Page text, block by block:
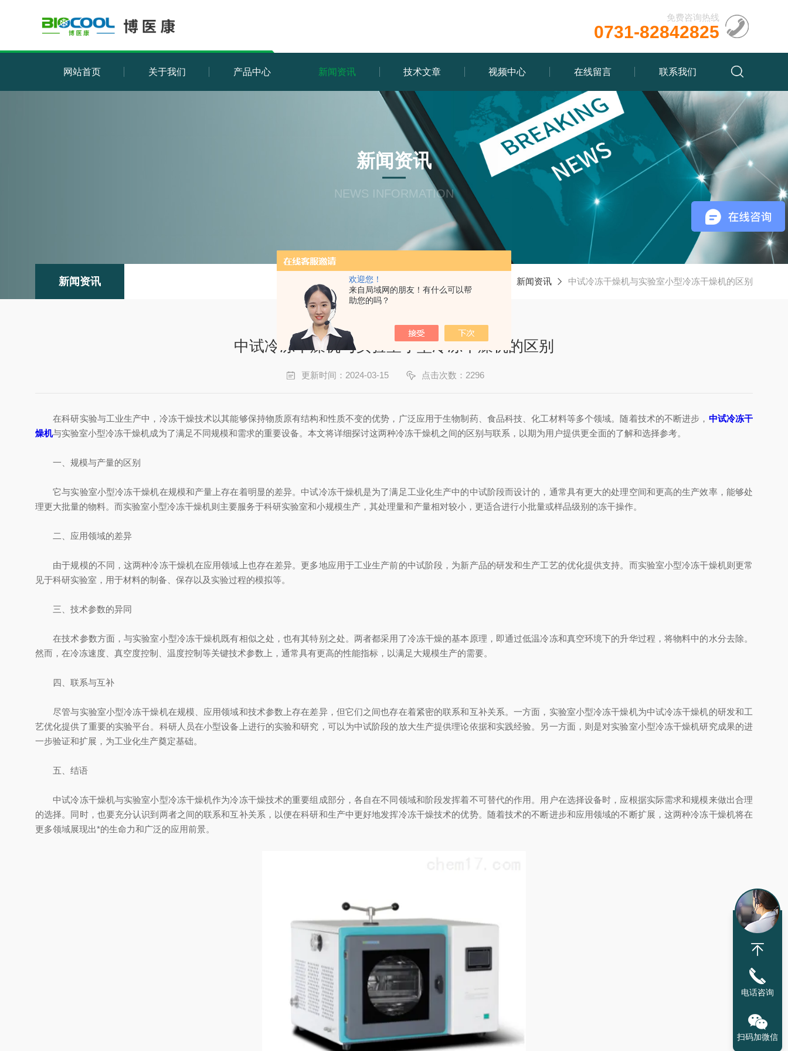
欢迎您！
来自局域网的朋友！有什么可以帮
助您的吗？
免费咨询热线
0731-82842825
网站首页 关于我们 产品中心 新闻资讯 技术文章 视频中心 在线留言 联系我们
新闻资讯
NEWS INFORMATION
新闻资讯 新闻资讯 中试冷冻干燥机与实验室小型冷冻干燥机的区别
中试冷冻干燥机与实验室小型冷冻干燥机的区别
更新时间：2024-03-15 点击次数：2296
在科研实验与工业生产中，冷冻干燥技术以其能够保持物质原有结构和性质不变的优势，广泛应用于生物制药、食品科技、化工材料等多个领域。随着技术的不断进步， 中试冷冻干
燥机与实验室小型冷冻干燥机成为了满足不同规模和需求的重要设备。本文将详细探讨这两种冷冻干燥机之间的区别与联系，以期为用户提供更全面的了解和选择参考。
一、规模与产量的区别
它与实验室小型冷冻干燥机在规模和产量上存在着明显的差异。中试冷冻干燥机是为了满足工业化生产中的中试阶段而设计的，通常具有更大的处理空间和更高的生产效率，能够处
理更大批量的物料。而实验室小型冷冻干燥机则主要服务于科研实验室和小规模生产，其处理量和产量相对较小，更适合进行小批量或样品级别的冻干操作。
二、应用领域的差异
由于规模的不同，这两种冷冻干燥机在应用领域上也存在差异。更多地应用于工业生产前的中试阶段，为新产品的研发和生产工艺的优化提供支持。而实验室小型冷冻干燥机则更常
见于科研实验室，用于材料的制备、保存以及实验过程的模拟等。
三、技术参数的异同
在技术参数方面，与实验室小型冷冻干燥机既有相似之处，也有其特别之处。两者都采用了冷冻干燥的基本原理，即通过低温冷冻和真空环境下的升华过程，将物料中的水分去除。
然而，在冷冻速度、真空度控制、温度控制等关键技术参数上，通常具有更高的性能指标，以满足大规模生产的需要。
四、联系与互补
尽管与实验室小型冷冻干燥机在规模、应用领域和技术参数上存在差异，但它们之间也存在着紧密的联系和互补关系。一方面，实验室小型冷冻干燥机为中试冷冻干燥机的研发和工
艺优化提供了重要的实验平台。科研人员在小型设备上进行的实验和研究，可以为中试阶段的放大生产提供理论依据和实践经验。另一方面，则是对实验室小型冷冻干燥机研究成果的进
一步验证和扩展，为工业化生产奠定基础。
五、结语
中试冷冻干燥机与实验室小型冷冻干燥机作为冷冻干燥技术的重要组成部分，各自在不同领域和阶段发挥着不可替代的作用。用户在选择设备时，应根据实际需求和规模来做出合理
的选择。同时，也要充分认识到两者之间的联系和互补关系，以便在科研和生产中更好地发挥冷冻干燥技术的优势。随着技术的不断进步和应用领域的不断扩展，这两种冷冻干燥机将在
更多领域展现出*的生命力和广泛的应用前景。
电话咨询
扫码加微信